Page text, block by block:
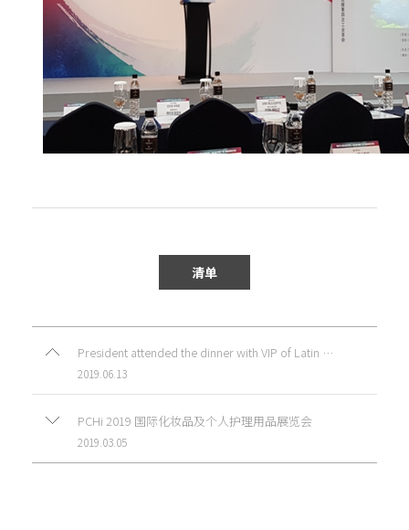
清单
President attended the dinner with VIP of Latin American countries.
2019.06.13
PCHi 2019 国际化妆品及个人护理用品展览会
2019.03.05